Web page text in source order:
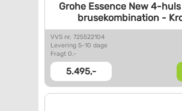
Grohe Essence New 4-
brusekombination -
VVS nr. 725522104
Levering 5-10 dage
Fragt 0,-
5.495,-